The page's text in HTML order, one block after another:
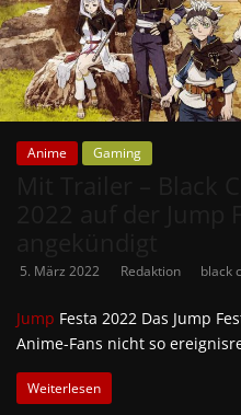
Anime Gaming
5. März 2022 Redaktion black
Jump Festa 2022 Das Jump
Anime-Fans nicht so
Weiterlesen